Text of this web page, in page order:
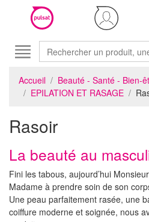
Accueil
Beauté - Santé - Bien-
EPILATION ET RASAGE
Rasoir
La beauté au
Fini les tabous, aujourd’hui
Madame à prendre soin de son
Une peau parfaitement rasée, une
coiffure moderne et soignée, nous